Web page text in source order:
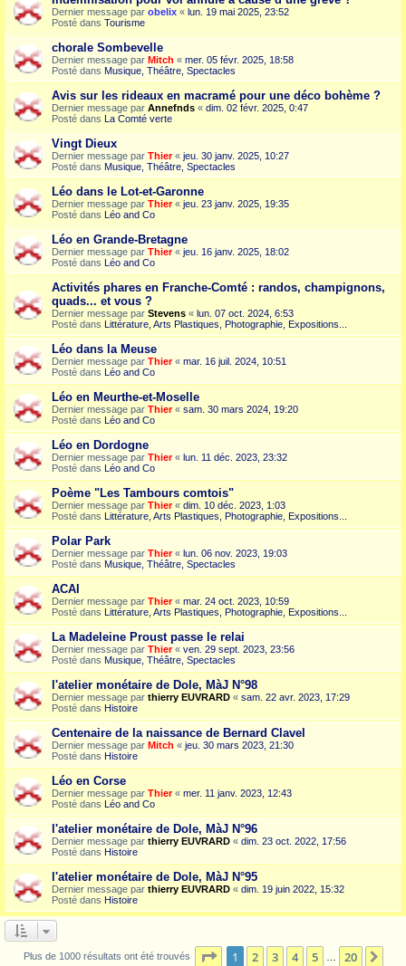
Dernier message par obelix « lun. 19 mai 2025, 23:52
Posté dans Tourisme
chorale Sombevelle
Dernier message par Mitch « mer. 05 févr. 2025, 18:58
Posté dans Musique, Théâtre, Spectacles
Avis sur les rideaux en macramé pour une déco bohème ?
Dernier message par Annefnds « dim. 02 févr. 2025, 0:47
Posté dans La Comté verte
Vingt Dieux
Dernier message par Thier« jeu. 30 janv. 2025, 10:27
Posté dans Musique, Théâtre, Spectacles
Léo dans le Lot-et-Garonne
Dernier message par Thier« jeu. 23 janv. 2025, 19:35
Posté dans Léo and Co
Léo en Grande-Bretagne
Dernier message par Thier« jeu. 16 janv. 2025, 18:02
Posté dans Léo and Co
Activités phares en Franche-Comté : randos, champignons,
quads... et vous ?
Dernier message par Stevens « lun. 07 oct. 2024, 6:53
Posté dans Littérature, Arts Plastiques, Photographie, Expositions...
Léo dans la Meuse
Dernier message par Thier« mar. 16 juil. 2024, 10:51
Posté dans Léo and Co
Léo en Meurthe-et-Moselle
Dernier message par Thier« sam. 30 mars 2024, 19:20
Posté dans Léo and Co
Léo en Dordogne
Dernier message par Thier« lun. 11 déc. 2023, 23:32
Posté dans Léo and Co
Poème "Les Tambours comtois"
Dernier message par Thier« dim. 10 déc. 2023, 1:03
Posté dans Littérature, Arts Plastiques, Photographie, Expositions...
Polar Park
Dernier message par Thier« lun. 06 nov. 2023, 19:03
Posté dans Musique, Théâtre, Spectacles
ACAI
Dernier message par Thier« mar. 24 oct. 2023, 10:59
Posté dans Littérature, Arts Plastiques, Photographie, Expositions...
La Madeleine Proust passe le relai
Dernier message par Thier« ven. 29 sept. 2023, 23:56
Posté dans Musique, Théâtre, Spectacles
l'atelier monétaire de Dole, MàJ N°98
Dernier message par thierry EUVRARD « sam. 22 avr. 2023, 17:29
Posté dans Histoire
Centenaire de la naissance de Bernard Clavel
Dernier message par Mitch « jeu. 30 mars 2023, 21:30
Posté dans Histoire
Léo en Corse
Dernier message par Thier« mer. 11 janv. 2023, 12:43
Posté dans Léo and Co
l'atelier monétaire de Dole, MàJ N°96
Dernier message par thierry EUVRARD « dim. 23 oct. 2022, 17:56
Posté dans Histoire
l'atelier monétaire de Dole, MàJ N°95
Dernier message par thierry EUVRARD « dim. 19 juin 2022, 15:32
Posté dans Histoire
Plus de 1000 résultats ont été trouvés Page 1sur20
1 2 3 4 5 20